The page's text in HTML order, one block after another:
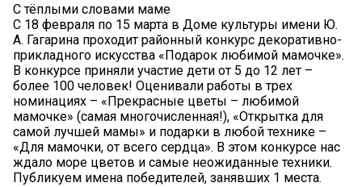
С тёплыми словами маме
С 18 февраля по 15 марта в Доме культуры имени Ю.
А. Гагарина проходит районный конкурс декоративно-
прикладного искусства «Подарок любимой мамочке».
В конкурсе приняли участие дети от 5 до 12 лет –
более 100 человек! Оценивали работы в трех
номинациях – «Прекрасные цветы – любимой
мамочке» (самая многочисленная!), «Открытка для
самой лучшей мамы» и подарки в любой технике –
«Для мамочки, от всего сердца». В этом конкурсе нас
ждало море цветов и самые неожиданные техники.
Публикуем имена победителей, занявших 1 места.